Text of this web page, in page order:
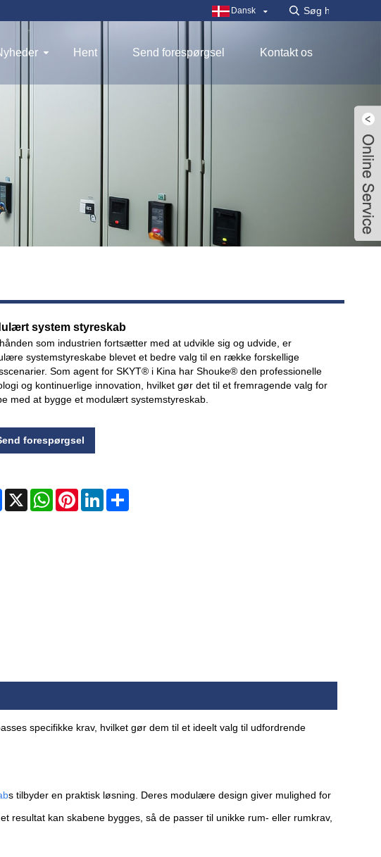
Dansk
Hent Send forespørgsel Kontakt os
system styreskab
som industrien fortsætter med at udvikle sig og udvide, er
systemstyreskabe blevet et bedre valg til en række forskellige
Som agent for SKYT® i Kina har Shouke® den professionelle
og kontinuerlige innovation, hvilket gør det til et fremragende valg for
med at bygge et modulært systemstyreskab.
forespørgsel
Facebook
X WhatsAppPinterestLinkedIn
specifikke krav, hvilket gør dem til et ideelt valg til udfordrende
s tilbyder en praktisk løsning. Deres modulære design giver mulighed for
resultat kan skabene bygges, så de passer til unikke rum- eller rumkrav,